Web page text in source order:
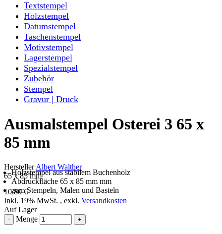
Textstempel
Holzstempel
Datumstempel
Taschenstempel
Motivstempel
Lagerstempel
Spezialstempel
Zubehör
Stempel
Gravur | Druck
Ausmalstempel Osterei 3 65 x
85 mm
HerstellerAlbert Walther
65 x 85 mm
Holzstempel aus stabilem Buchenholz
Abdruckfläche 65 x 85 mm mm
zum Stempeln, Malen und Basteln
10,80 €
Inkl. 19% MwSt. , exkl. Versandkosten
Auf Lager
- Menge +